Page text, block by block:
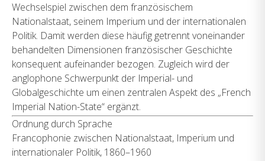
Wechselspiel zwischen dem französischem
Nationalstaat, seinem Imperium und der internationalen
Politik. Damit werden diese häufig getrennt voneinander
behandelten Dimensionen französischer Geschichte
konsequent aufeinander bezogen. Zugleich wird der
anglophone Schwerpunkt der Imperial- und
Globalgeschichte um einen zentralen Aspekt des „French
Imperial Nation-State“ ergänzt.
Ordnung durch Sprache
Francophonie zwischen Nationalstaat, Imperium und
internationaler Politik, 1860–1960